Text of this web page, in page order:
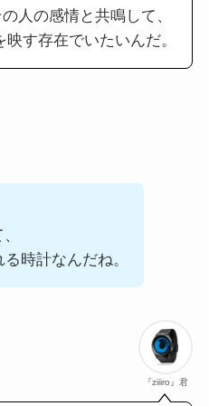
人の感情と共鳴して、
映す存在でいたいんだ。
時計なんだね。
『ziiiro』君